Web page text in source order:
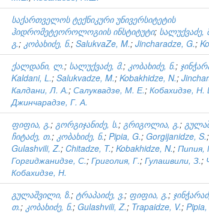
საქართველოს ტექნიკური უნივერსიტეტის
ჰიდრომეტეოროლოგიის ინსტიტუტი; სალუქვაძე,
გ.; კობახიძე, ნ.; SalukvaZe, M.; Jincharadze, G.;
ქალდანი, ლ.; სალუქვაძე, მ.; კობახიძე, ნ.;
Kaldani, L.; Salukvadze, M.; Kobakhidze, N.;
Калдани, Л. А.; Салуквадзе, М. Е.; Кобахидзе, Н.
Джинчарадзе, Г. А.
ფიფია, გ.; გორგიჯანიძე, ს.; გრიგოლია, გ.;
ჩიტაძე, თ.; კობახიძე, ნ.; Pipia, G.; Gorgijanidze, S.;
Gulashvili, Z.; Chitadze, T.; Kobakhidze, N.; Пипия,
Горгиджанидзе, С.; Григолия, Г.; Гулашвили, З.;
Кобахидзе, Н.
გულაშვილი, ზ.; ტრაპაიძე, ვ.; ფიფია, გ.;
თ.; კობახიძე, ნ.; Gulashvili, Z.; Trapaidze, V.; Pipia,